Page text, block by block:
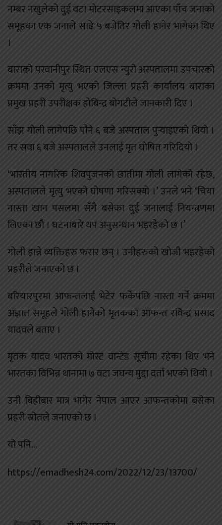
नम्बर नखुलेको दुई वटा मोटरसाइकलमा आएका पाँच जनाको
समूहका एक जनाले साढे ५ बजेतिर गोली हानेर भागेका थिए
।
बाराको परवानीपुर स्थित एलएस न्युरो अस्पतालमा उपचारको
क्रममा उनको मृत्यु भएको जिल्ला प्रहरी कार्यालय बाराका
प्रमुख प्रहरी उपरीक्षक होबिन्द्र बोगटीले जानकारी दिए ।
साँझ गोली लागेपछि पौने ६ बजे अस्पताल पुर्‍याइएको थियो ।
तर सवा ६ बजे अस्पतालले उनलाई मृत घोषित गरिदियो ।
‘भारतीय नागरिक शिवपुजनको छातीमा गोली लागेको रहेछ,
अस्पतालले मृत्यु भएको घोषणा गरिसक्यो ।’ उनले भने ‘चिया
नास्ता खान पसलमा सँगै बसेका दुई जनालाई नियन्त्रणमा
लिएका छौं । घटनाबारे थप अनुसन्धान भइरहेको छ ।’
गोली हान्ने व्यक्तिहरु फरार छन् । उनीहरुको खोजी भइरहेको
प्रहरीले जनाएको छ ।
बरियारपुरमा आफन्तलाई भेटेर फर्केपछि नास्ता गर्ने क्रममा
अज्ञात समूहले गोली हानेको मृतकका आफन्त रविन्द्र प्रसाद
यादवले बताए ।
मृतक यादव भारतको मोस्ट वान्टेड सूचीमा रहेका थिए भने
भारतका विभिन्न थानामा ७ वटा जघन्य मुद्दा दर्ता भएको थियो ।
उनी बिहीबार मात्र भागेर नेपाल आएर आफन्तकोमा बसेका
प्रहरी स्रोतले जनाएको छ ।
यो पनि...
https://emadhesh24.com/2022/12/23/13700/